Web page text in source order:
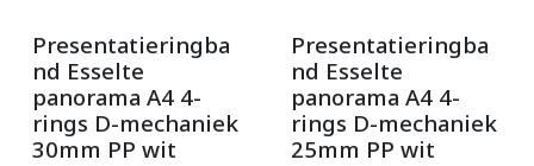
Presentatieringba
nd Esselte
panorama A4 4-
rings D-mechaniek
30mm PP wit
Presentatieringba
nd Esselte
panorama A4 4-
rings D-mechaniek
25mm PP wit